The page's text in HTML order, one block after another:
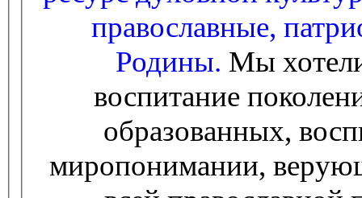
православные,
Родины. Мы
воспитание
образованных,
миропонимании,